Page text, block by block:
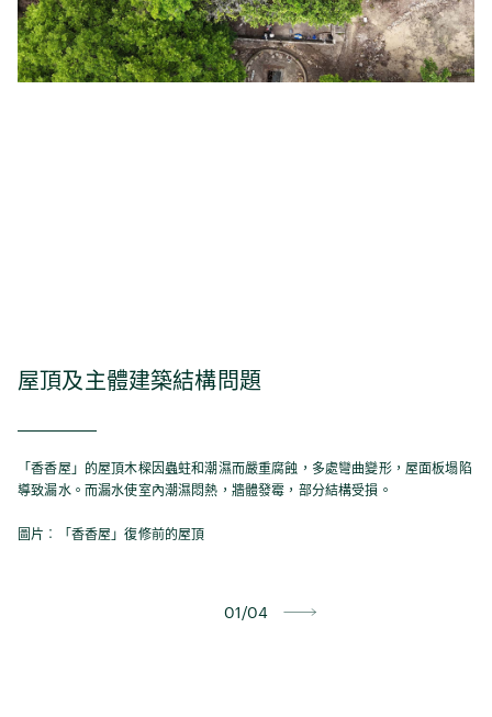
屋頂及主體建築結構問題
「香香屋」的屋頂木樑因蟲蛀和潮濕而嚴重腐蝕，多處彎曲變形，屋面板塌陷
導致漏水。而漏水使室內潮濕悶熱，牆體發霉，部分結構受損。
圖片︰「香香屋」復修前的屋頂
01/04